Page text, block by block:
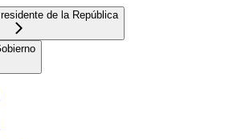
de la República